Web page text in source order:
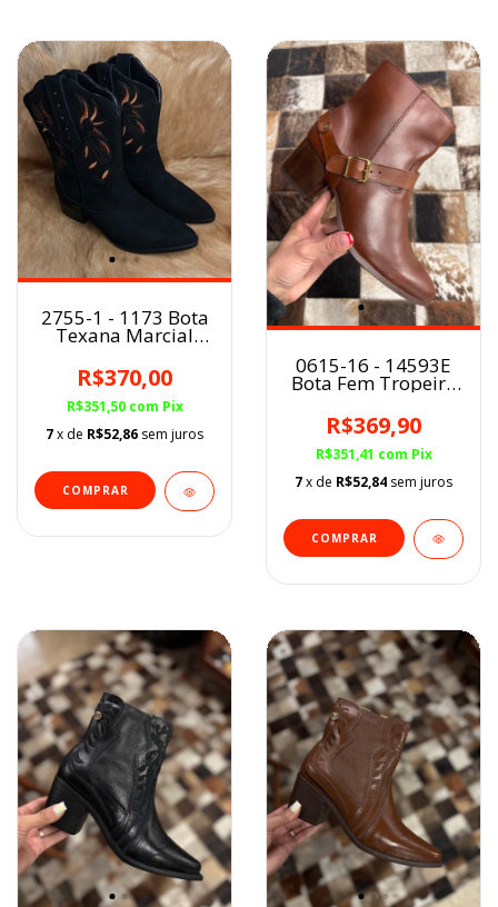
2755-1 - 1173 Bota
Texana Marcial
Preto/Caramelo BF
R$370,00
R$351,50 com Pix
7x de R$52,86 sem juros
COMPRAR
0615-16 - 14593E
Bota Fem Tropeiro
Viking Havana
R$369,90
R$351,41 com Pix
7x de R$52,84 sem juros
COMPRAR